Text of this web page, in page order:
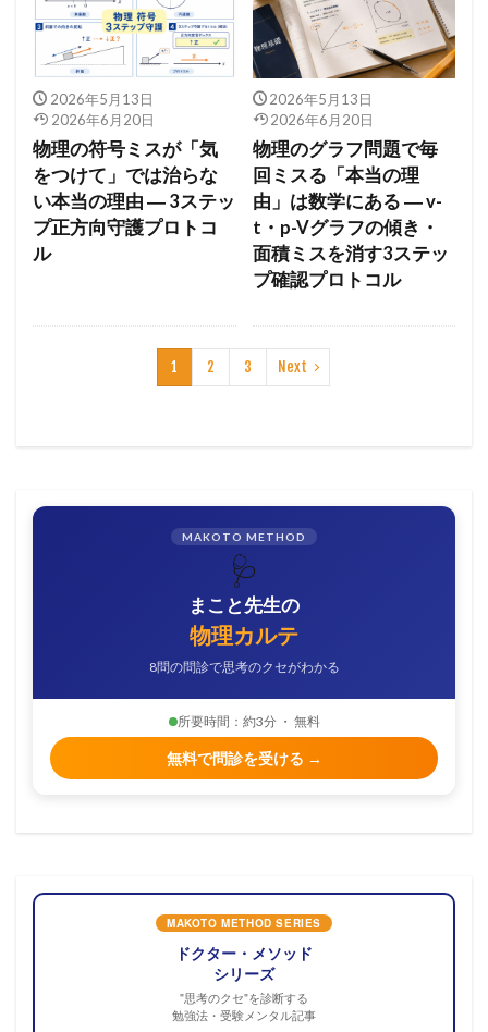
2026年5月13日
2026年6月20日
物理の符号ミスが「気
をつけて」では治らな
い本当の理由 ― 3ステッ
プ正方向守護プロトコ
ル
2026年5月13日
2026年6月20日
物理のグラフ問題で毎
回ミスる「本当の理
由」は数学にある ― v-
t・p-Vグラフの傾き・
面積ミスを消す3ステッ
プ確認プロトコル
1 2 3 Next
MAKOTO METHOD
🩺
まこと先生の
物理カルテ
8問の問診で思考のクセがわかる
所要時間：約3分 ・ 無料
無料で問診を受ける →
MAKOTO METHOD SERIES
ドクター・メソッド
シリーズ
"思考のクセ"を診断する
勉強法・受験メンタル記事